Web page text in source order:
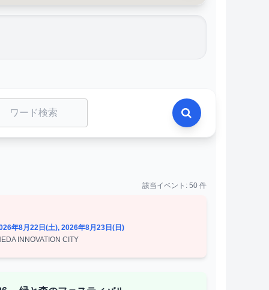
該当イベント: 50 件
年8月22日(土), 2026年8月23日(日)
INNOVATION CITY